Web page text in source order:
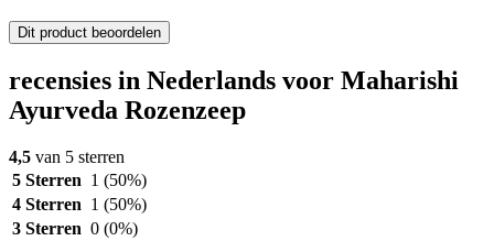
Dit product beoordelen
recensies in Nederlands voor Maharishi
Ayurveda Rozenzeep
4,5 van 5 sterren
5 Sterren 1 (50%)
4 Sterren 1 (50%)
3 Sterren 0 (0%)